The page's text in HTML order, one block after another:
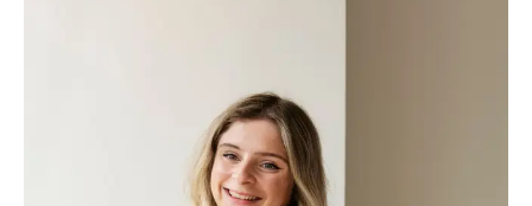
waardevolle feedback
Ontdek hoe andere professionals en
organisaties vergelijkbare vragen en
uitdagingen aanpakken